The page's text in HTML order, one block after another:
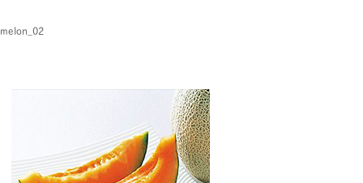
melon_02